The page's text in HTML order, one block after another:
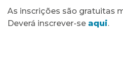
As inscrições são gratuitas
Deverá inscrever-se aqui.